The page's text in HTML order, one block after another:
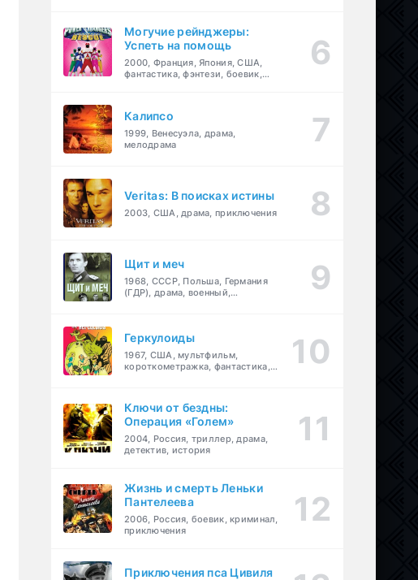
Могучие рейнджеры:
Успеть на помощь
2000, Франция, Япония, США,
фантастика, фэнтези, боевик,
Калипсо
1999, Венесуэла, драма,
мелодрама
Veritas: В поисках истины
2003, США, драма, приключения
Щит и меч
1968, СССР, Польша, Германия
(ГДР), драма, военный,
Геркулоиды
1967, США, мультфильм,
короткометражка, фантастика,
Ключи от бездны:
Операция «Голем»
2004, Россия, триллер, драма,
детектив, история
Жизнь и смерть Леньки
Пантелеева
2006, Россия, боевик, криминал,
приключения
Приключения пса Цивиля